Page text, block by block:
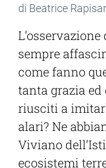
di Beatrice
sempre
come fanno
tanta grazia ed
riusciti a
alari? Ne
Viviano
ecosistemi